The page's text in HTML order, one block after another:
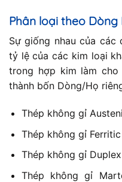
Phân loại theo Dòng
Sự giống nhau của
tỷ lệ của các kim loại
trong hợp kim làm
thành bốn Dòng/Họ
Thép không gỉ
Thép không gỉ Ferritic
Thép không gỉ Duplex
Thép không gỉ